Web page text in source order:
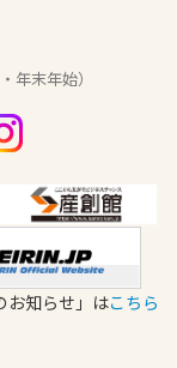
末年始）
お知らせ」はこちら